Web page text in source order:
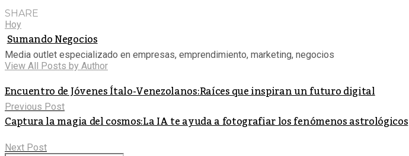
SHARE
Hoy
Sumando Negocios
Media outlet especializado en empresas, emprendimiento, marketing, negocios
View All Posts by Author
Encuentro de Jóvenes Ítalo-Venezolanos:Raíces que inspiran un futuro digital
Previous Post
Captura la magia del cosmos:La IA te ayuda a fotografiar los fenómenos astrológicos
Next Post